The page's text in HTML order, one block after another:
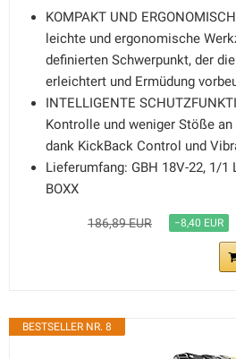
KOMPAKT UND
leichte und ergonomische
definierten Schwerpunkt, der
erleichtert und Ermüdung
INTELLIGENTE
Kontrolle und weniger Stöße
dank KickBack Control und
Lieferumfang: GBH 18V-22, 1/1
BOXX
186,89 EUR −8,40 EUR
BESTSELLER NR. 8